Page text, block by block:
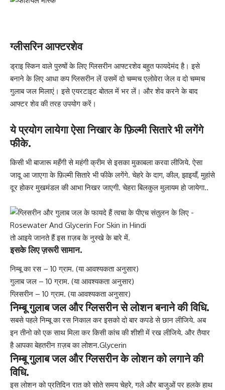
ग्लीसरिन आफ्टरशेव
ड्राइ स्किन वाले पुरुषों के लिएग्लिसरीन आफ्टरशेव बहुतफायदेमंद है। इसे
बनाने के लिए आधा कप ग्लिसरीन लें उसमें दो चम्मच एलोवेरा जेल व दो चम्मच
गुलाब जल मिलाएं। इसे एयरटाइट बोतल में भर लें। और शेव करने के बाद
आफ्टरशेव की तरह उपयोग करें।
ये प्रयोग लायेगा ऐसा निखार के फ़िल्मी सितारे भी लगेंगे
फीके.
किसी भी बाजारू महँगी से महंगी क्रीम से इसका मुकाबला करवा लीजिये. ऐसा
जादू आ जाएगा के फ़िल्मी सितारे भी फीके लगेंगे. चेहरे के दाग, कील, झाइयाँ, मुहांसे
दूर होकर मुखमंडल की आभा निखर जाएगी. चेहरा बिलकुल मुलायम हो जायेगा..
तो आइये जानते हैं इस ग़ज़ब के नुस्खे के बारे में.
इसके लिए ज़रूरी सामान.
निम्बू का रस – 10 ग्राम. (या आवश्यकता अनुसार)
गुलाब जल – 10 ग्राम. (या आवश्यकता अनुसार)
ग्लिसरीन – 10 ग्राम. (या आवश्यकता अनुसार)
निम्बू गुलाब जल और ग्लिसरीन से लोशन बनाने की विधि.
सबसे पहले निम्बू का रस निकाल कर इसको दो बार कपडे से छान लीजिये. अब
इन तीनोको एक साथ मिलाकर किसी कांच की शीशी में रख लीजिये. और तैयार
है आपका बेहतरीन ग़ज़ब का लोशन.Glycerin
निम्बू गुलाब जल और ग्लिसरीन के लोशन को लगाने की
विधि.
इस लोशन को प्रतिदिन रात को सोते समय चेहरे, गले और बाजुओं पर हलके हाथ